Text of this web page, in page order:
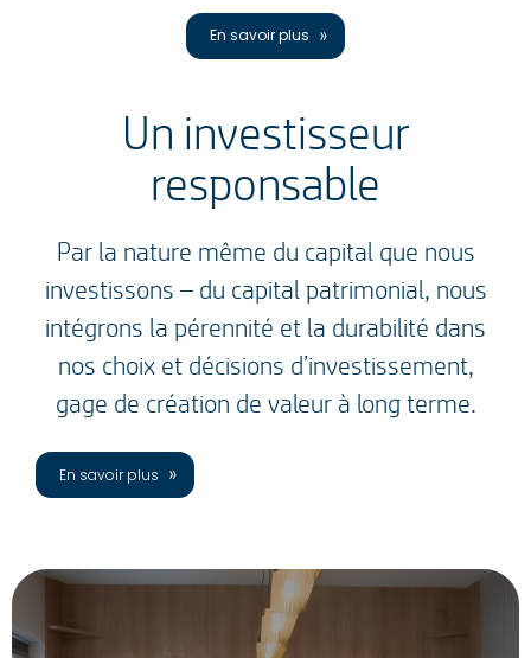
En savoir plus
Un investisseur
responsable
Par la nature même du capital que nous
investissons – du capital patrimonial, nous
intégrons la pérennité et la durabilité dans
nos choix et décisions d’investissement,
gage de création de valeur à long terme.
En savoir plus